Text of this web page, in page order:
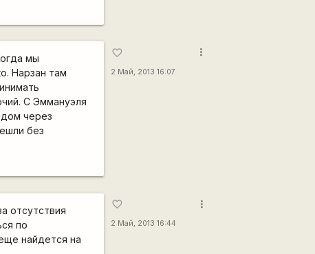
мы
Нарзан там
С Эммануэля
через
без
favorite_border
2 Май, 2013 16:07
more_vert
отсутствия
по
найдется на
favorite_border
2 Май, 2013 16:44
more_vert